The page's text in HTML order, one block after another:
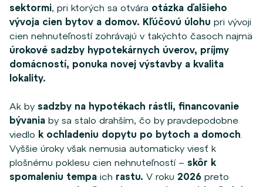
sektormi, pri ktorých sa otvára otázka ďalšieho
vývoja cien bytov a domov. Kľúčovú úlohu pri vývoji
cien nehnuteľností zohrávajú v takýchto časoch najmä
úrokové sadzby hypotekárnych úverov, príjmy
domácností, ponuka novej výstavby a kvalita
lokality.
Ak by sadzby na hypotékach rástli, financovanie
bývania by sa stalo drahším, čo by pravdepodobne
viedlo k ochladeniu dopytu po bytoch a domoch
Vyššie úroky však nemusia automaticky viesť k
plošnému poklesu cien nehnuteľností – skôr k
spomaleniu tempa ich rastu. V roku 2026 preto